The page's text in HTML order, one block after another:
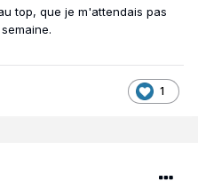
top, que je m'attendais pas
1